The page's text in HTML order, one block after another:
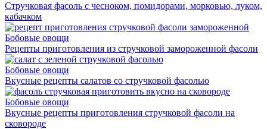
Стручковая фасоль с чесноком, помидорами, морковью, луком,
кабачком
Бобовые овощи
Рецепты приготовления из стручковой замороженной фасоли
Бобовые овощи
Вкусные рецепты салатов со стручковой фасолью
Бобовые овощи
Вкусные рецепты приготовления стручковой фасоли на
сковороде